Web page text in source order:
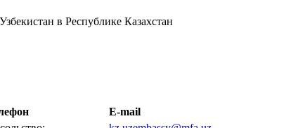
в Республике Казахстан
E-mail